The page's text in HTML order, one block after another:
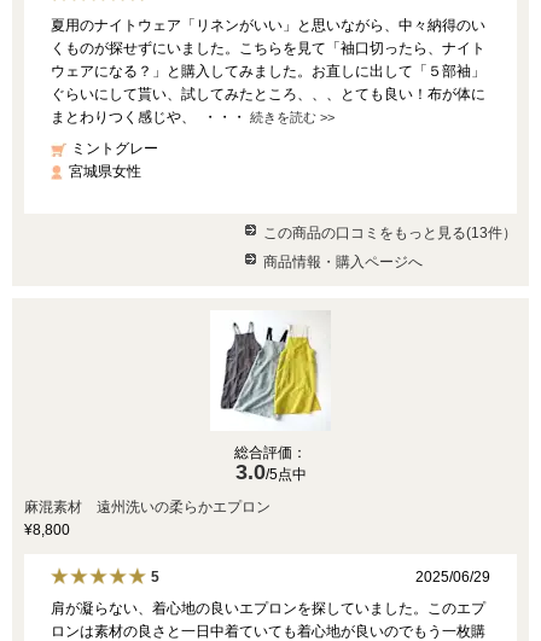
夏用のナイトウェア「リネンがいい」と思いながら、中々納得のい
くものが探せずにいました。こちらを見て「袖口切ったら、ナイト
ウェアになる？」と購入してみました。お直しに出して「５部袖」
ぐらいにして貰い、試してみたところ、、、とても良い！布が体に
まとわりつく感じや、 ・・・
続きを読む >>
ミントグレー
宮城県女性
この商品の口コミをもっと見る(13件）
商品情報・購入ページへ
総合評価：
3.0/5点中
麻混素材 遠州洗いの柔らかエプロン
¥8,800
5
2025/06/29
肩が凝らない、着心地の良いエプロンを探していました。このエプ
ロンは素材の良さと一日中着ていても着心地が良いのでもう一枚購